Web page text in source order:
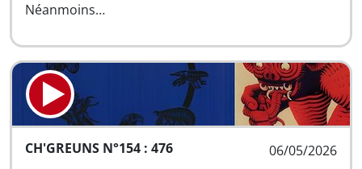
Néanmoins…
06/05/2026
CH'GREUNS N°154 : 476